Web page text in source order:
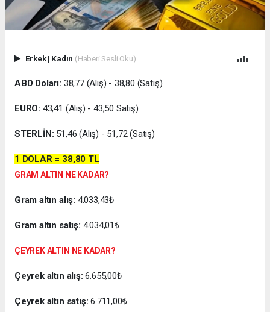
Erkek| Kadın (Haberi Sesli Oku)
ABD Doları: 38,77 (Alış) - 38,80 (Satış)
EURO: 43,41 (Alış) - 43,50 Satış)
STERLİN: 51,46 (Alış) - 51,72 (Satış)
1 DOLAR = 38,80 TL
GRAM ALTIN NE KADAR?
Gram altın alış: 4.033,43₺
Gram altın satış: 4.034,01₺
ÇEYREK ALTIN NE KADAR?
Çeyrek altın alış:6.655,00₺
Çeyrek altın satış:6.711,00₺